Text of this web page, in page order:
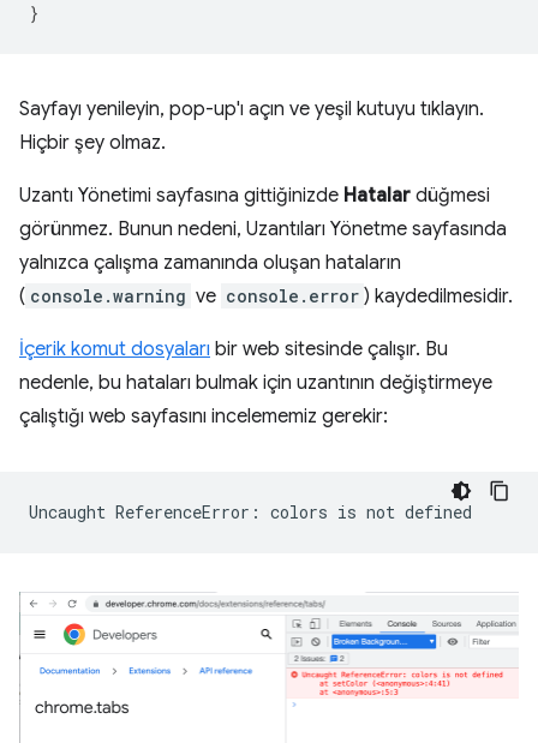
}
Sayfayı yenileyin, pop-up'ı açın ve yeşil kutuyu tıklayın.
Hiçbir şey olmaz.
Uzantı Yönetimi sayfasına gittiğinizde Hatalar düğmesi
görünmez. Bunun nedeni, Uzantıları Yönetme sayfasında
yalnızca çalışma zamanında oluşan hataların
( console.warning ve console.error ) kaydedilmesidir.
İçerik komut dosyaları bir web sitesinde çalışır. Bu
nedenle, bu hataları bulmak için uzantının değiştirmeye
çalıştığı web sayfasını incelememiz gerekir:
Uncaught ReferenceError: colors is not